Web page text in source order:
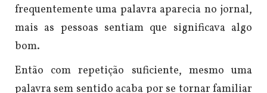
frequentemente uma palavra aparecia no jornal,
mais as pessoas sentiam que significava algo
bom.
Então com repetição suficiente, mesmo uma
palavra sem sentido acaba por se tornar familiar